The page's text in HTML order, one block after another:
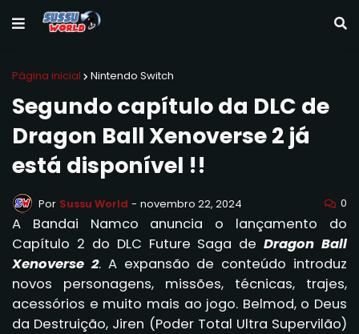
Página inicial Nintendo Switch
Segundo capítulo da DLC de
Dragon Ball Xenoverse 2 já
está disponível !!
Por Sussu World - novembro 22, 2024 0
A Bandai Namco anuncia o lançamento do
Capítulo 2 do DLC Future Saga deDragon Ball
Xenoverse 2. A expansão de conteúdo introduz
novos personagens, missões, técnicas, trajes,
acessórios e muito mais ao jogo. Belmod, o Deus
da Destruição, Jiren (Poder Total Ultra Supervilão)